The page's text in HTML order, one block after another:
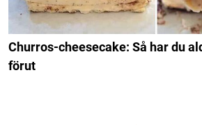
Churros-cheesecake: Så har du
förut